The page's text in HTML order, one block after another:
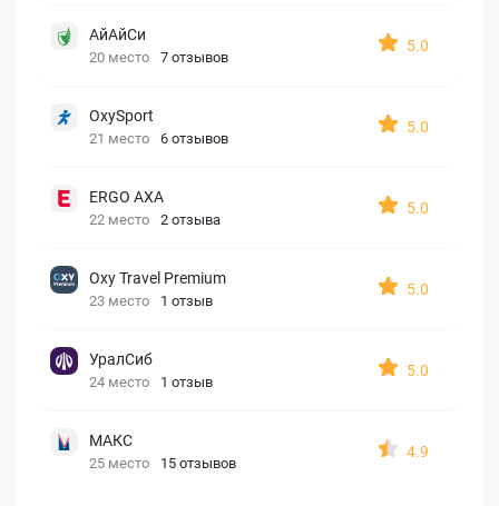
АйАйСи
20 место 7 отзывов
5.0
OxySport
21 место 6 отзывов
5.0
ERGO AXA
22 место 2 отзыва
5.0
Oxy Travel Premium
23 место 1 отзыв
5.0
УралСиб
24 место 1 отзыв
5.0
МАКС
25 место 15 отзывов
4.9